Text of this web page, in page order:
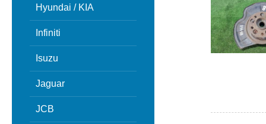
Hyundai / KIA
Infiniti
Isuzu
Jaguar
JCB